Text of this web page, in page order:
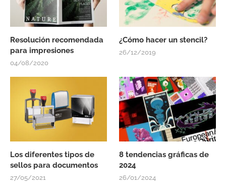
Resolución recomendada
para impresiones
04/08/2020
¿Cómo hacer un stencil?
26/12/2019
Los diferentes tipos de
sellos para documentos
27/05/2021
8 tendencias gráficas de
2024
26/01/2024